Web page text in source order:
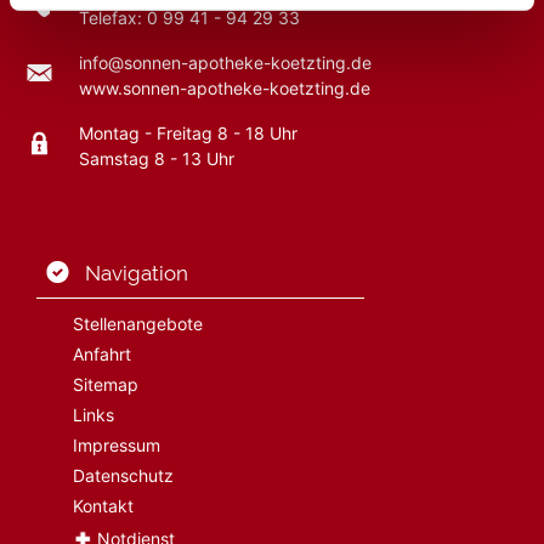
Telefax: 0 99 41 - 94 29 33
info@sonnen-apotheke-koetzting.de
www.sonnen-apotheke-koetzting.de
Montag - Freitag 8 - 18 Uhr
Samstag 8 - 13 Uhr
Navigation
Stellenangebote
Anfahrt
Sitemap
Links
Impressum
Datenschutz
Kontakt
Notdienst